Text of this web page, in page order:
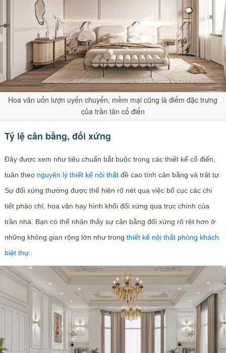
Hoa văn uốn lượn uyển chuyển, mềm mại cũng là điểm đặc trưng
của trần tân cổ điển
Tỷ lệ cân bằng, đối xứng
Đây được xem như tiêu chuẩn bắt buộc trong các thiết kế cổ điển,
tuân theo nguyên lý thiết kế nội thấtđề cao tính cân bằng và trật tự.
Sự đối xứng thường được thể hiện rõ nét qua việc bố cục các chi
tiết phào chỉ, hoa văn hay hình khối đối xứng qua trục chính của
trần nhà. Bạn có thể nhận thấy sự cân bằng đối xứng rõ rệt hơn ở
những không gian rộng lớn như trong thiết kế nội thất phòng khách
biệt thự.